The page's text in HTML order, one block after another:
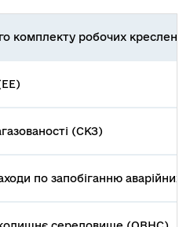
комплекту робочих креслень
(СКЗ)
по запобіганню аварійних